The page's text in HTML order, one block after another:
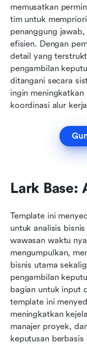
memusatkan
tim untuk
penanggung
efisien. Dengan
detail yang
pengambilan
ditangani secara
ingin meningkatkan
koordinasi alur
Lark Base:
Template ini
untuk analisis
wawasan waktu
mengumpulkan,
bisnis utama
pengambilan
bagian untuk input
template ini
meningkatkan
manajer proyek,
keputusan